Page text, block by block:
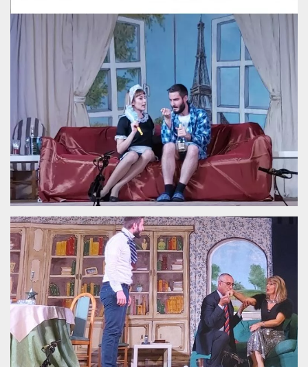
present. It is
required to
reach origin
server.
wordpress_test_cookie
Automattic
Inc.
.oooh.events
Sessione
Cookie di
Wordpress,
verifica che il
browser accetti i
PHPSESSID
PHP.net
oooh.events
Sessione
Cookie
generato da
applicazioni
basate sul
linguaggio PHP.
Si tratta di un
identificatore
generico
utilizzato per
mantenere le
variabili di
sessione utente.
Normalmente è
un numero
generato in
modo casuale, il
modo in cui
viene utilizzato
può essere
specifico per il
sito, ma un
buon esempio è
mantenere uno
stato di accesso
per un utente
tra le pagine.